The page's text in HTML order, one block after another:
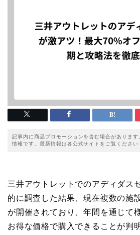
記事内に商品プロモーションを含む場合がありま
情報です。最新情報は各公式サイトをご覧ください
三井アウトレットでのアディダス
的に調査した結果、現在複数の施
が開催されており、年間を通じて
お得な価格で購入できることが判